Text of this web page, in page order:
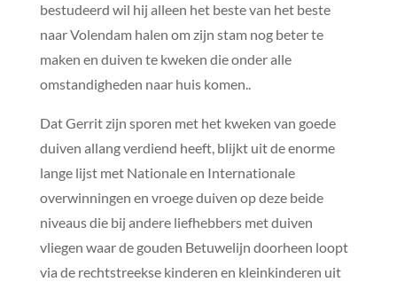
bestudeerd wil hij alleen het beste van het beste
naar Volendam halen om zijn stam nog beter te
maken en duiven te kweken die onder alle
omstandigheden naar huis komen..
Dat Gerrit zijn sporen met het kweken van goede
duiven allang verdiend heeft, blijkt uit de enorme
lange lijst met Nationale en Internationale
overwinningen en vroege duiven op deze beide
niveaus die bij andere liefhebbers met duiven
vliegen waar de gouden Betuwelijn doorheen loopt
via de rechtstreekse kinderen en kleinkinderen uit